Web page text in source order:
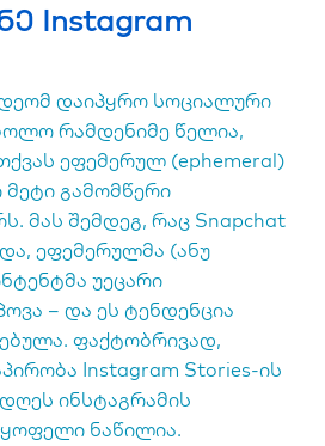
Instagram
დაიპყრო სოციალური
რამდენიმე წელია,
ეფემერულ (ephemeral)
გამომწერი
მას შემდეგ, რაც Snapchat
ეფემერულმა (ანუ
უეცარი
– და ეს ტენდენცია
ფაქტობრივად,
Instagram Stories-ის
ინსტაგრამის
ნაწილია.